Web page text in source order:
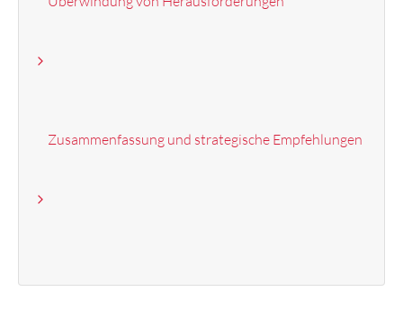
Zusammenfassung und strategische Empfehlungen